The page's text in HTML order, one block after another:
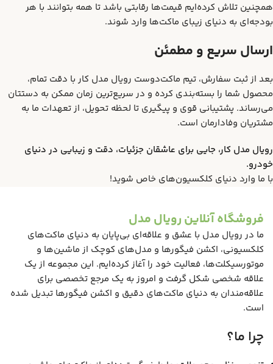
همچنین تلاش کرده‌ایم قیمت‌ها رقابتی باشد تا همه بتوانند با هر
بودجه‌ای به دنیای زیبای ماکت‌ها وارد شوند.
ارسال سریع و مطمئن
بعد از ثبت سفارش، تیم ماکت‌دوست رویال مدل کار با دقت تمام،
محصول شما را بسته‌بندی کرده و در سریع‌ترین زمان ممکن به دستتان
می‌رساند. پشتیبانی قوی و پیگیری تا لحظه تحویل، از تعهدات ما به
مشتریان وفادارمان است.
رویال مدل کار، جایی برای عاشقان جزئیات، دقت و زیبایی در دنیای
خودرو.
با ما وارد دنیای کلکسیون‌های خاص شوید!
فروشگاه آنلاین رویال مدل
ما در رویال مدل با عشق و علاقه‌ای بی‌پایان به دنیای ماکت‌های
کلکسیونی، اکشن فیگورها و مدل‌های کوچک از ماشین‌ها و
موتورسیکلت‌ها، فعالیت خود را آغاز کرده‌ایم. این مجموعه از یک
علاقه شخصی شکل گرفت و امروز به یک مرجع تخصصی برای
علاقه‌مندان به دنیای ماکت‌های دقیق و اکشن فیگورها تبدیل شده
است.
چرا ما؟